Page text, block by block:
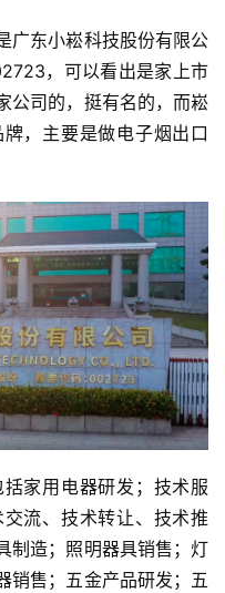
广东小崧科技股份有限公
，可以看出是家上市
公司的，挺有名的，而崧
，主要是做电子烟出口
家用电器研发；技术服
流、技术转让、技术推
制造；照明器具销售；灯
销售；五金产品研发；五